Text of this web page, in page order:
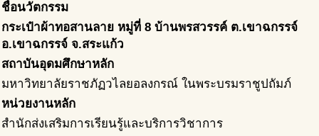
ชื่อนวัตกรรม
กระเป๋าผ้าทอสานลาย หมู่ที่ 8 บ้านพรสวรรค์ ต.เขาฉกรรจ์
อ.เขาฉกรรจ์ จ.สระแก้ว
สถาบันอุดมศึกษาหลัก
มหาวิทยาลัยราชภัฏวไลยอลงกรณ์ ในพระบรมราชูปถัมภ์
หน่วยงานหลัก
สำนักส่งเสริมการเรียนรู้และบริการวิชาการ